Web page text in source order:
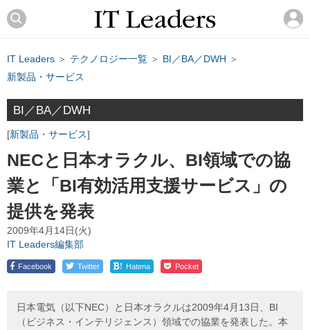
IT Leaders ＞ テクノロジー一覧 ＞ BI／BA／DWH ＞
新製品・サービス
BI／BA／DWH
新製品・サービス
NECと日本オラクル、BI領域での協
業と「BI有効活用支援サービス」の
提供を発表
2009年4月14日(火)
IT Leaders編集部
Facebook Twitter ! Hatena Pocket
日本電気（以下NEC）と日本オラクルは2009年4月13日、BI
（ビジネス・インテリジェンス）領域での協業を発表した。本